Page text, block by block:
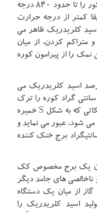
باشد وارد می کنند. سپس مواد مذکور را تا حدود ۸۴۰ درجه
کمتر از درجه حرارت
کلریدریک ظاهر می
کردن، از میان
را از پیرامون کوره
احتراق که حاوی ۳۰ درصد اسید کلریدریک می
حرارت ۸۴۰ درجه سانتی گراد کوره را ترک
می کنند و از برج خنک کننده سیلیکاتی که به شکل S خمیره
شود، عبور می نماید و
۳۸ درجه سانتیگراد برج خنک کننده
یک برج مخصوص کک
ناخالصی های جامد دیگر
گاز از میان یک دستگاه
اسید کلریدریک را